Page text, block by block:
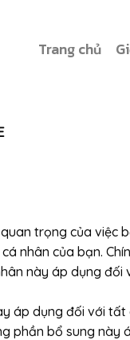
Trang chủ
trọng của việc
nhân của bạn.
này áp dụng
áp dụng đối với
phần bổ sung